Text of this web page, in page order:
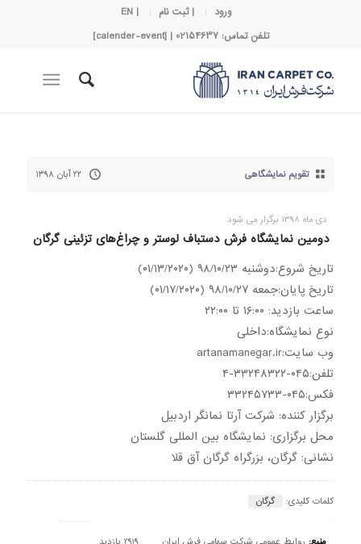
ورود | ثبت نام
| EN
تلفن تماس: 02154637 | [calender-event]
تقویم نمایشگاهی ۲۲ آبان ۱۳۹۸
دی ماه 1398 برگزار می شود
دومین نمایشگاه فرش دستباف لوستر و چراغ‌های تزئینی گرگان
تاریخ شروع:دوشنبه ۹۸/۱۰/۲۳ (۰۱/۱۳/۲۰۲۰)
تاریخ پایان:جمعه ۹۸/۱۰/۲۷ (۰۱/۱۷/۲۰۲۰)
ساعت بازدید: ۱۶:۰۰ تا ۲۲:۰۰
نوع نمایشگاه:داخلی
وب سایت:artanamanegar.ir
تلفن:۰۴۵-۳۳۲۴۸۳۲۲-۴
فکس:۰۴۵-۳۳۲۴۵۷۳۳
برگزار کننده: شرکت آرتا نمانگر اردبیل
محل برگزاری: نمایشگاه بین المللی گلستان
نشانی: گرگان، بزرگراه گرگان آق قلا
کلمات کلیدی: گرگان
منبع: روابط عمومی شرکت سهامی فرش ایران 2919 بازدید